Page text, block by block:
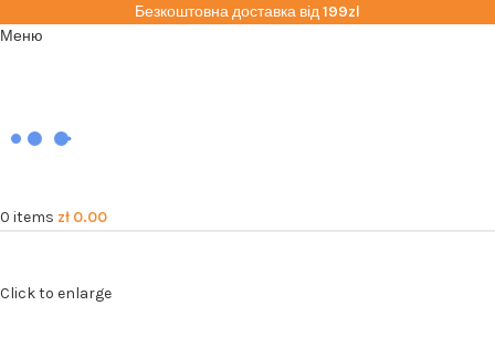
Безкоштовна доставка від199zl
Меню
0 items zł 0.00
Click to enlarge